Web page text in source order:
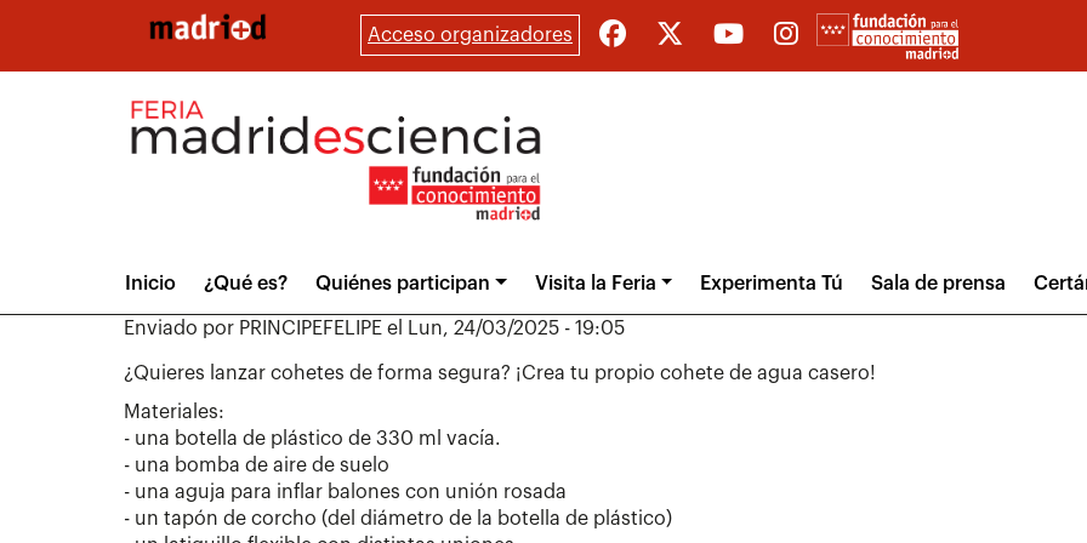
Acceso organizadores
Main
menuInicio ¿Qué es? Quiénes participan Visita la Feria Experimenta Tú Sala de prensa
Enviado por PRINCIPEFELIPE el Lun, 24/03/2025 - 19:05
¿Quieres lanzar cohetes de forma segura? ¡Crea tu propio cohete de agua casero!
Materiales:
- una botella de plástico de 330 ml vacía.
- una bomba de aire de suelo
- una aguja para inflar balones con unión rosada
- un tapón de corcho (del diámetro de la botella de plástico)